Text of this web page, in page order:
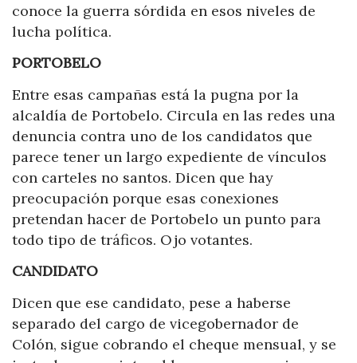
conoce la guerra sórdida en esos niveles de
lucha política.
PORTOBELO
Entre esas campañas está la pugna por la
alcaldía de Portobelo. Circula en las redes una
denuncia contra uno de los candidatos que
parece tener un largo expediente de vínculos
con carteles no santos. Dicen que hay
preocupación porque esas conexiones
pretendan hacer de Portobelo un punto para
todo tipo de tráficos. Ojo votantes.
CANDIDATO
Dicen que ese candidato, pese a haberse
separado del cargo de vicegobernador de
Colón, sigue cobrando el cheque mensual, y se